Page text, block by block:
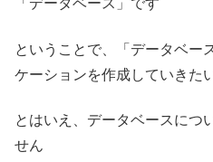
「データベース」です
ということで、「データベー
ケーションを作成していきた
とはいえ、データベースにつ
せん